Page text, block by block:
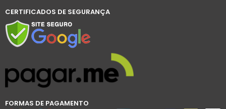
CERTIFICADOS DE SEGURANÇA
FORMAS DE PAGAMENTO